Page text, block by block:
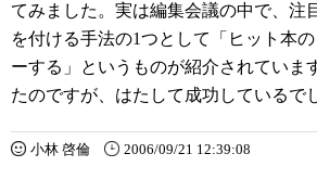
てみました。実は編集会議の中で、注
を付ける手法の1つとして「ヒット本
ーする」というものが紹介されていま
たのですが、はたして成功しているで
小林 啓倫 2006/09/21 12:39:08